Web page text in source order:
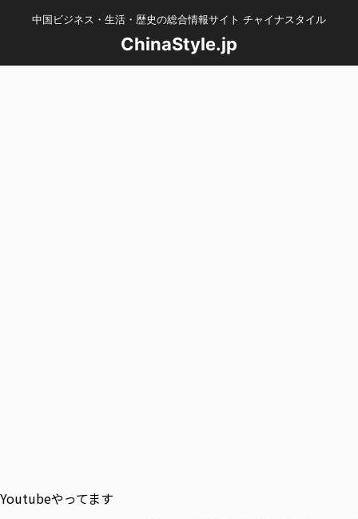
中国ビジネス・生活・歴史の総合情報サイト チャイナスタイル
ChinaStyle.jp
Youtubeやってます